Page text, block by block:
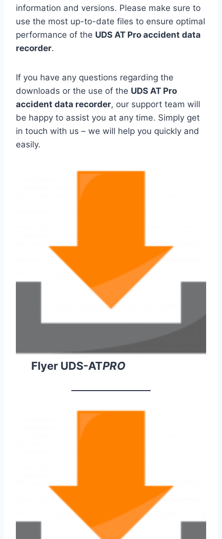
information and versions. Please make sure to
use the most up-to-date files to ensure optimal
performance of the UDS AT Pro accident data
recorder.
If you have any questions regarding the
downloads or the use of the UDS AT Pro
accident data recorder, our support team will
be happy to assist you at any time. Simply get
in touch with us – we will help you quickly and
easily.
Flyer UDS-ATPRO